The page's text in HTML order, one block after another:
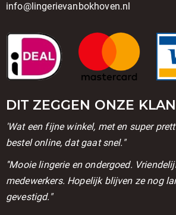
info@lingerievanbokhoven.nl
DIT ZEGGEN ONZE
'Wat een fijne winkel, met en super
bestel online, dat gaat snel."
''Mooie lingerie en ondergoed.
medewerkers. Hopelijk blijven ze nog
gevestigd."